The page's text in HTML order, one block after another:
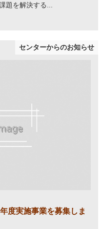
題を解決する...
センターからのお知らせ
度実施事業を募集しま